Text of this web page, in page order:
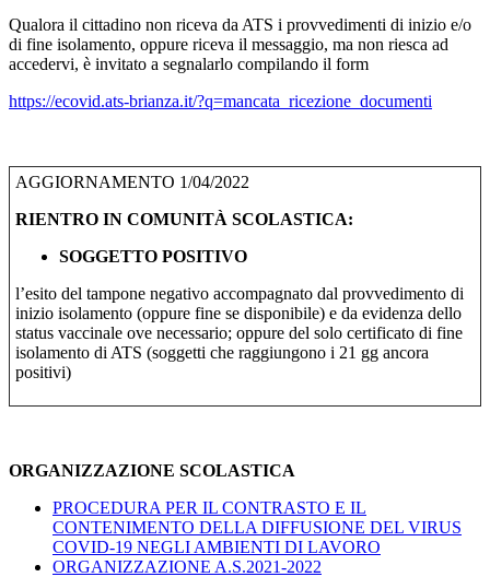
Qualora il cittadino non riceva da ATS i provvedimenti di inizio e/o
di fine isolamento, oppure riceva il messaggio, ma non riesca ad
accedervi, è invitato a segnalarlo compilando il form
https://ecovid.ats-brianza.it/?q=mancata_ricezione_documenti
AGGIORNAMENTO 1/04/2022
RIENTRO IN COMUNITÀ SCOLASTICA:
SOGGETTO POSITIVO
l’esito del tampone negativo accompagnato dal provvedimento di
inizio isolamento (oppure fine se disponibile) e da evidenza dello
status vaccinale ove necessario; oppure del solo certificato di fine
isolamento di ATS (soggetti che raggiungono i 21 gg ancora
positivi)
ORGANIZZAZIONE SCOLASTICA
PROCEDURA PER IL CONTRASTO E IL
CONTENIMENTO DELLA DIFFUSIONE DEL VIRUS
COVID-19 NEGLI AMBIENTI DI LAVORO
ORGANIZZAZIONE A.S.2021-2022